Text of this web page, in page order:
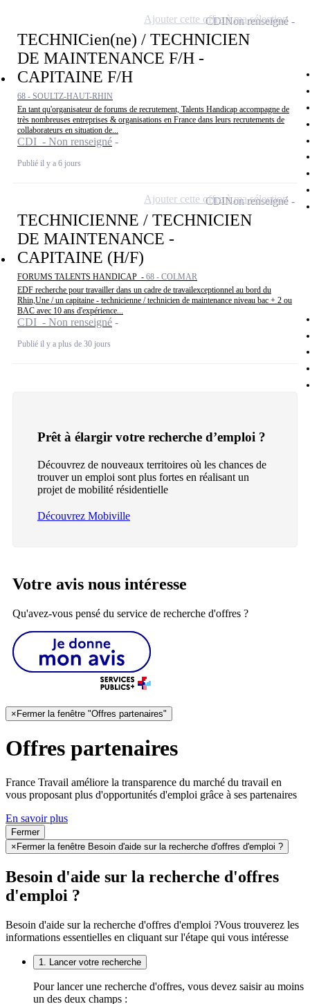
TECHNICien(ne) / TECHNICIEN
DE MAINTENANCE F/H -
CAPITAINE F/H
68 - SOULTZ-HAUT-RHIN
En tant qu'organisateur de forums de recrutement, Talents Handicap accompagne de
très nombreuses entreprises & organisations en France dans leurs recrutements de
collaborateurs en situation de...
CDI - Non renseigné
Publié il y a 6 jours
CDINon renseigné
Ajouter cette offre à ma sélection
TECHNICIENNE / TECHNICIEN
DE MAINTENANCE -
CAPITAINE (H/F)
FORUMS TALENTS HANDICAP - 68 - COLMAR
EDF recherche pour travailler dans un cadre de travailexceptionnel au bord du
Rhin,Une / un capitaine - technicienne / technicien de maintenance niveau bac + 2 ou
BAC avec 10 ans d'expérience...
CDI - Non renseigné
Publié il y a plus de 30 jours
CDINon renseigné
Ajouter cette offre à ma sélection
Prêt à élargir votre recherche d’emploi ?
Découvrez de nouveaux territoires où les chances de
trouver un emploi sont plus fortes en réalisant un
projet de mobilité résidentielle
Découvrez Mobiville
Votre avis nous intéresse
Qu'avez-vous pensé du service de recherche d'offres ?
× Fermer la fenêtre "Offres partenaires"
Offres partenaires
France Travail améliore la transparence du marché du travail en
vous proposant plus d'opportunités d'emploi grâce à ses partenaires
En savoir plus
Fermer
× Fermer la fenêtre Besoin d'aide sur la recherche d'offres d'emploi ?
Besoin d'aide sur la recherche d'offres
d'emploi ?
Besoin d'aide sur la recherche d'offres d'emploi ?Vous trouverez les
informations essentielles en cliquant sur l'étape qui vous intéresse
1. Lancer votre recherche
Pour lancer une recherche d'offres, vous devez saisir au moins
un des deux champs :